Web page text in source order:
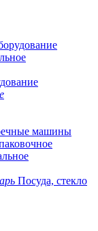
машины
Посуда, стекло